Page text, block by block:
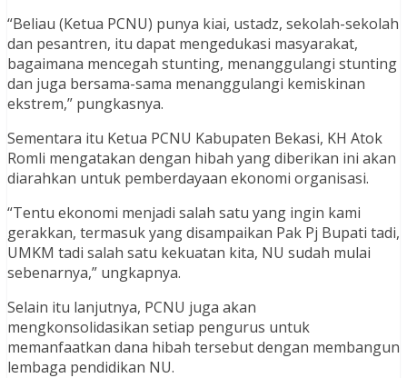
“Beliau (Ketua PCNU) punya kiai, ustadz, sekolah-sekolah
dan pesantren, itu dapat mengedukasi masyarakat,
bagaimana mencegah stunting, menanggulangi stunting
dan juga bersama-sama menanggulangi kemiskinan
ekstrem,” pungkasnya.
Sementara itu Ketua PCNU Kabupaten Bekasi, KH Atok
Romli mengatakan dengan hibah yang diberikan ini akan
diarahkan untuk pemberdayaan ekonomi organisasi.
“Tentu ekonomi menjadi salah satu yang ingin kami
gerakkan, termasuk yang disampaikan Pak Pj Bupati tadi,
UMKM tadi salah satu kekuatan kita, NU sudah mulai
sebenarnya,” ungkapnya.
Selain itu lanjutnya, PCNU juga akan
mengkonsolidasikan setiap pengurus untuk
memanfaatkan dana hibah tersebut dengan membangun
lembaga pendidikan NU.